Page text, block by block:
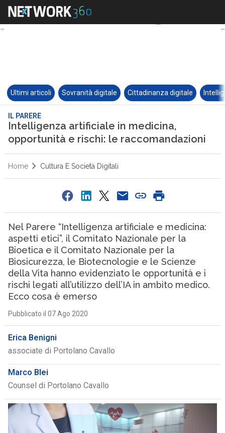
Ultimi articoli Sovranità digitale Cittadinanza digitale
IL PARERE
Intelligenza artificiale in medicina,
opportunità e rischi: le raccomandazioni
Home Cultura E Società Digitali
Nel Parere “Intelligenza artificiale e medicina:
aspetti etici”, il Comitato Nazionale per la
Bioetica e il Comitato Nazionale per la
Biosicurezza, le Biotecnologie e le Scienze
della Vita hanno evidenziato le opportunità e i
rischi legati all’utilizzo dell’IA in ambito medico.
Ecco cosa è emerso
Pubblicato il 07 Ago 2020
Erica Benigni
associate di Portolano Cavallo
Marco Blei
Counsel di Portolano Cavallo